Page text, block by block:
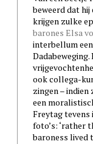
beweerd dat hij
krijgen zulke
barones Elsa
interbellum
ook collega-
zingen – indien
een
Freytag tevens
foto’s: ‘rather
baroness lived